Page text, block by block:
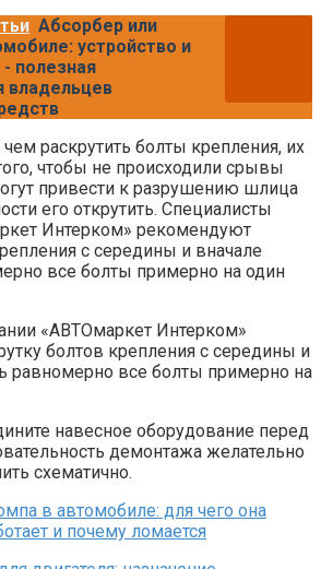
Абсорбер или
устройство и
полезная
владельцев
раскрутить болты крепления, их
чтобы не происходили срывы
привести к разрушению шлица
его открутить. Специалисты
Интерком» рекомендуют
с середины и вначале
все болты примерно на один
«АВТОмаркет Интерком»
болтов крепления с середины и
равномерно все болты примерно на
навесное оборудование перед
демонтажа желательно
схематично.